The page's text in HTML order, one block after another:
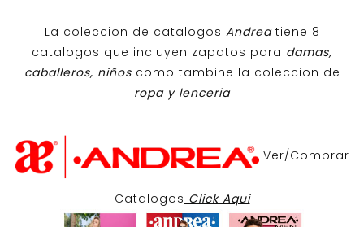
La coleccion de catalogos Andreatiene 8
catalogos que incluyen zapatos para damas,
caballeros, niños como tambine la coleccion de
ropa y lenceria
Ver/Comprar
Catalogos Click Aqui